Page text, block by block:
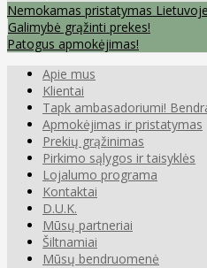
Nemokamas pristatymas
Galimybė grąžinti prekes!
Patogus apmokėjimas!
Apie mus
Klientai
Tapk ambasadoriumi!
Apmokėjimas ir pristatymas
Prekių grąžinimas
Pirkimo sąlygos ir taisyklės
Lojalumo programa
Kontaktai
D.U.K.
Mūsų partneriai
Šiltnamiai
Mūsų bendruomenė